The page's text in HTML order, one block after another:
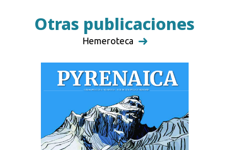
Otras publicaciones
Hemeroteca